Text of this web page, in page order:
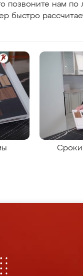
позвоните нам
быстро
Сроки